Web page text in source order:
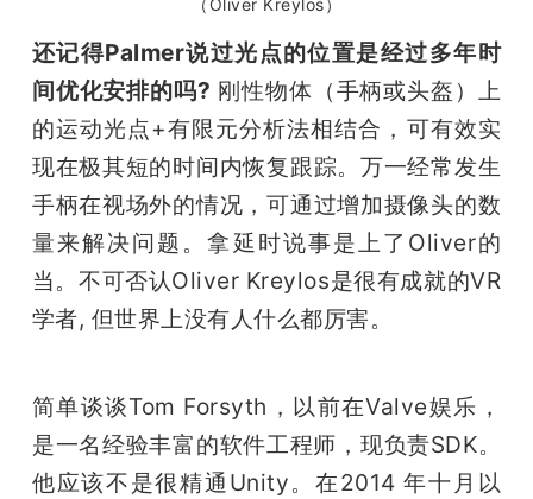
（Oliver Kreylos）
还记得Palmer说过光点的位置是经过多年时
间优化安排的吗? 刚性物体（手柄或头盔）上
的运动光点+有限元分析法相结合，可有效实
现在极其短的时间内恢复跟踪。万一经常发生
手柄在视场外的情况，可通过增加摄像头的数
量来解决问题。拿延时说事是上了Oliver的
当。不可否认Oliver Kreylos是很有成就的VR
学者, 但世界上没有人什么都厉害。
简单谈谈Tom Forsyth，以前在Valve娱乐，
是一名经验丰富的软件工程师，现负责SDK。
他应该不是很精通Unity。在2014 年十月以